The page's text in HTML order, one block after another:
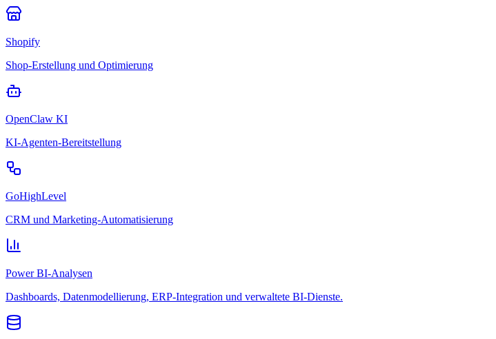
Shopify
Shop-Erstellung und Optimierung
OpenClaw KI
KI-Agenten-Bereitstellung
GoHighLevel
CRM und Marketing-Automatisierung
Power BI-Analysen
Dashboards, Datenmodellierung, ERP-Integration und verwaltete BI-Dienste.